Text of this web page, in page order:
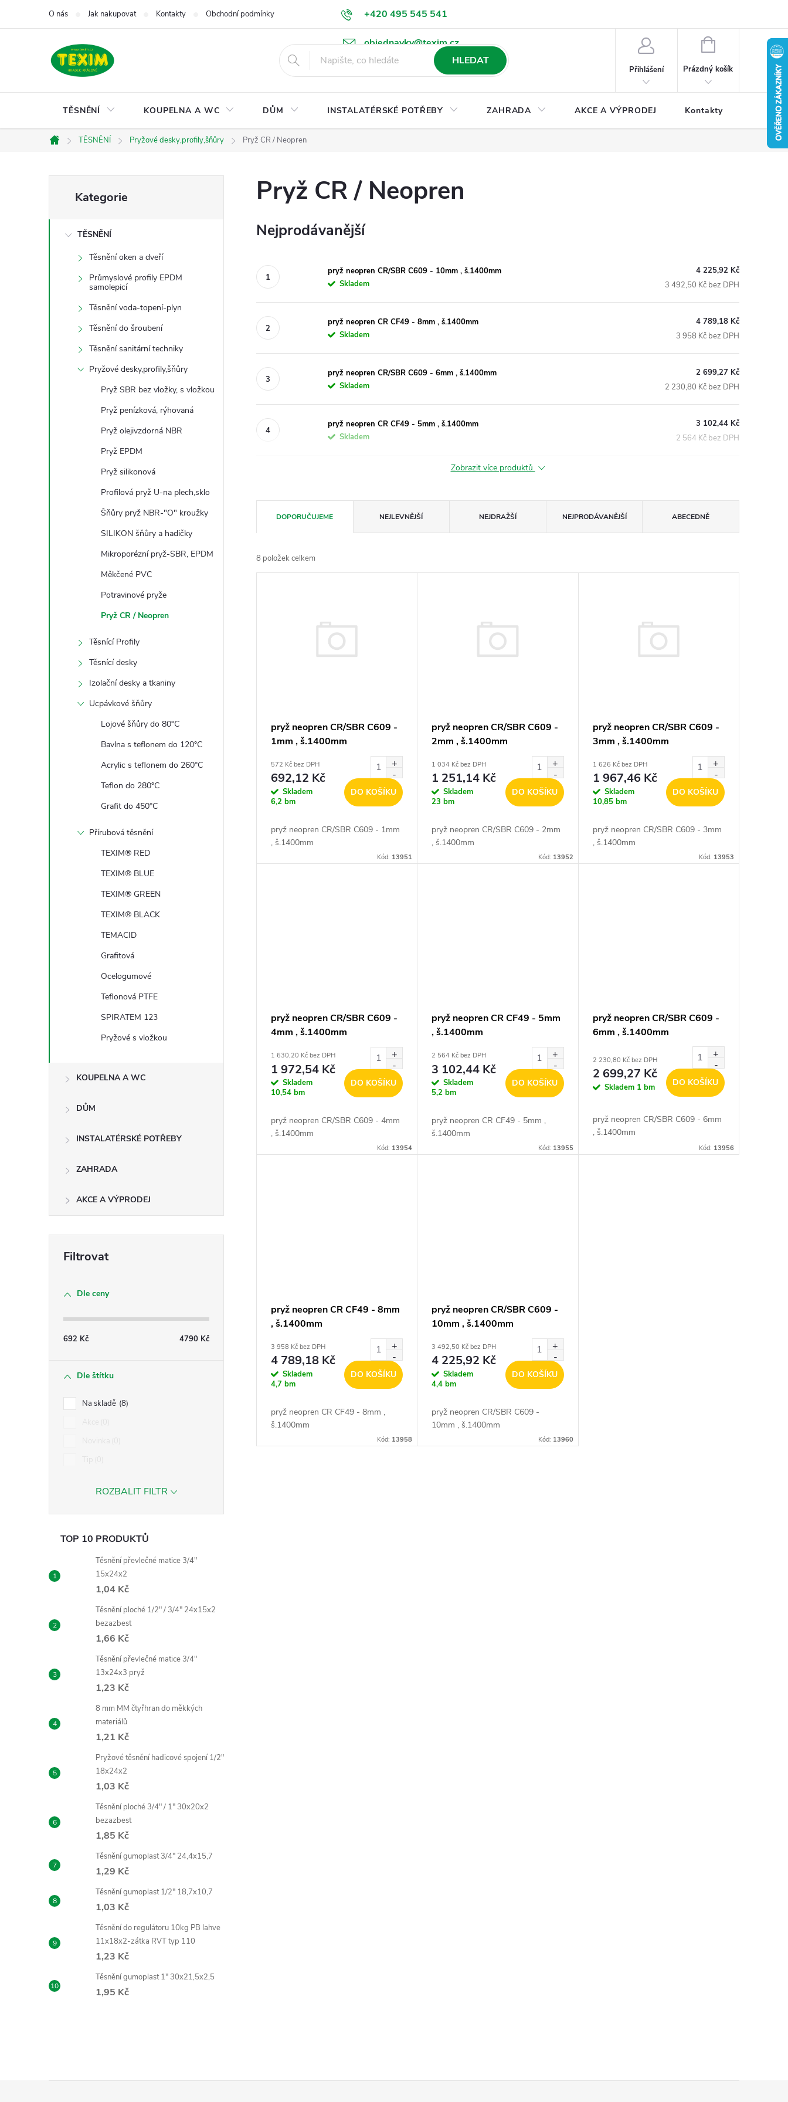
+420 495 545 541
objednavky@texim.cz
O nás Jak nakupovat Kontakty Obchodní podmínky Podmínky ochrany osobních údajů Ke stažení
HLEDAT
Přihlášení
NÁKUPNÍ
Prázdný košík
TĚSNĚNÍ KOUPELNA A WC DŮM INSTALATÉRSKÉ POTŘEBY ZAHRADA AKCE A VÝPRODEJ Kontakty
Domů
TĚSNĚNÍ Pryžové desky,profily,šňůry Pryž CR / Neopren
o
kategorieKategorie
TĚSNĚNÍ
Těsnění oken a dveří
Průmyslové profily EPDM
samolepicí
Těsnění voda-topení-plyn
Těsnění do šroubení
Těsnění sanitární techniky
Pryžové desky,profily,šňůry
Pryž SBR bez vložky, s vložkou
Pryž penízková, rýhovaná
Pryž olejivzdorná NBR
Pryž EPDM
Pryž silikonová
Profilová pryž U-na plech,sklo
Šňůry pryž NBR-"O" kroužky
SILIKON šňůry a hadičky
Mikroporézní pryž-SBR, EPDM
Měkčené PVC
Potravinové pryže
Pryž CR / Neopren
Těsnící Profily
Těsnící desky
Izolační desky a tkaniny
Ucpávkové šňůry
Lojové šňůry do 80°C
Bavlna s teflonem do 120°C
Acrylic s teflonem do 260°C
Teflon do 280°C
Grafit do 450°C
Přírubová těsnění
TEXIM® RED
TEXIM® BLUE
TEXIM® GREEN
TEXIM® BLACK
TEMACID
Grafitová
Ocelogumové
Teflonová PTFE
SPIRATEM 123
Pryžové s vložkou
KOUPELNA A WC
DŮM
INSTALATÉRSKÉ POTŘEBY
ZAHRADA
AKCE A VÝPRODEJ
Dle ceny
692 Kč 4790 Kč
Dle štítku
Na skladě 8
ROZBALIT FILTR
TOP 10 PRODUKTŮ
Těsnění převlečné matice 3/4"
15x24x2
1,04 Kč
Těsnění ploché 1/2" / 3/4" 24x15x2
bezazbest
1,66 Kč
Těsnění převlečné matice 3/4"
13x24x3 pryž
1,23 Kč
8 mm MM čtyřhran do měkkých
materiálů
1,21 Kč
Pryžové těsnění hadicové spojení 1/2"
18x24x2
1,03 Kč
Těsnění ploché 3/4" / 1" 30x20x2
bezazbest
1,85 Kč
Těsnění gumoplast 3/4" 24,4x15,7
1,29 Kč
Těsnění gumoplast 1/2" 18,7x10,7
1,03 Kč
Těsnění do regulátoru 10kg PB lahve
11x18x2-zátka RVT typ 110
1,23 Kč
Těsnění gumoplast 1" 30x21,5x2,5
1,95 Kč
Pryž CR / Neopren
Nejprodávanější
pryž neopren CR/SBR C609 - 10mm , š.1400mm
Skladem
4 225,92 Kč
3 492,50 Kč bez DPH
pryž neopren CR CF49 - 8mm , š.1400mm
Skladem
4 789,18 Kč
3 958 Kč bez DPH
pryž neopren CR/SBR C609 - 6mm , š.1400mm
Skladem
2 699,27 Kč
2 230,80 Kč bez DPH
pryž neopren CR CF49 - 5mm , š.1400mm
Skladem
3 102,44 Kč
2 564 Kč bez DPH
Zobrazit více produktů
a
z
t
DOPORUČUJEME NEJLEVNĚJŠÍ NEJDRAŽŠÍ NEJPRODÁVANĚJŠÍ ABECEDNĚ
8 položek celkem
pryž neopren CR/SBR C609 -
1mm , š.1400mm
572 Kč bez DPH
692,12 Kč
Skladem
6,2 bm
DO KOŠÍKU
pryž neopren CR/SBR C609 - 1mm
, š.1400mm
Kód: 13951
pryž neopren CR/SBR C609 -
2mm , š.1400mm
1 034 Kč bez DPH
1 251,14 Kč
Skladem
23 bm
DO KOŠÍKU
pryž neopren CR/SBR C609 - 2mm
, š.1400mm
Kód: 13952
pryž neopren CR/SBR C609 -
3mm , š.1400mm
1 626 Kč bez DPH
1 967,46 Kč
Skladem
10,85 bm
DO KOŠÍKU
pryž neopren CR/SBR C609 - 3mm
, š.1400mm
Kód: 13953
pryž neopren CR/SBR C609 -
4mm , š.1400mm
1 630,20 Kč bez DPH
1 972,54 Kč
Skladem
10,54 bm
DO KOŠÍKU
pryž neopren CR/SBR C609 - 4mm
, š.1400mm
Kód: 13954
pryž neopren CR CF49 - 5mm
, š.1400mm
2 564 Kč bez DPH
3 102,44 Kč
Skladem
5,2 bm
DO KOŠÍKU
pryž neopren CR CF49 - 5mm ,
š.1400mm
Kód: 13955
pryž neopren CR/SBR C609 -
6mm , š.1400mm
2 230,80 Kč bez DPH
2 699,27 Kč
Skladem 1 bm DO KOŠÍKU
pryž neopren CR/SBR C609 - 6mm
, š.1400mm
Kód: 13956
pryž neopren CR CF49 - 8mm
, š.1400mm
3 958 Kč bez DPH
4 789,18 Kč
Skladem
4,7 bm
DO KOŠÍKU
pryž neopren CR CF49 - 8mm ,
š.1400mm
Kód: 13958
pryž neopren CR/SBR C609 -
10mm , š.1400mm
3 492,50 Kč bez DPH
4 225,92 Kč
Skladem
4,4 bm
DO KOŠÍKU
pryž neopren CR/SBR C609 -
10mm , š.1400mm
Kód: 13960